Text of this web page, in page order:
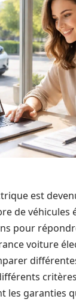
est
de
pour
voiture
les garanties